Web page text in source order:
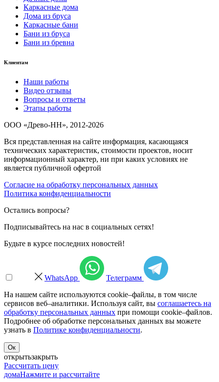
Каркасные дома
Дома из бруса
Каркасные бани
Бани из бруса
Бани из бревна
Клиентам
Наши работы
Видео отзывы
Вопросы и ответы
Этапы работы
ООО «Древо-НН», 2012-2026
Вся представленная на сайте информация, касающаяся
технических характеристик, стоимости проектов, носит
информационный характер, ни при каких условиях не
является публичной офертой
Согласие на обработку персональных данных
Политика конфиденциальности
Остались вопросы?
Подписывайтесь на нас в социальных сетях!
Будьте в курсе последних новостей!
WhatsApp
Телеграмм
На нашем сайте используются cookie–файлы, в том числе
сервисов веб–аналитики. Используя сайт, вы соглашаетесь на
обработку персональных данных при помощи cookie–файлов.
Подробнее об обработке персональных данных вы можете
узнать в Политике конфиденциальности.
Ок
открытьзакрыть
Рассчитать цену
домаНажмите и рассчитайте